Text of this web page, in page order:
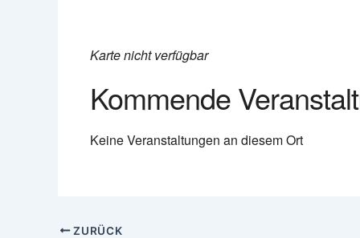
Karte nicht verfügbar
Kommende
Keine Veranstaltungen an diesem Ort
ZURÜCK